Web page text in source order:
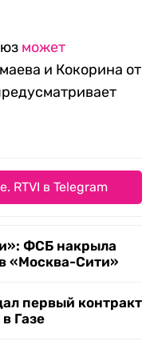
может
и Кокорина от
RTVI в Telegram
ФСБ накрыла
«Москва-Сити»
первый контракт
Газе